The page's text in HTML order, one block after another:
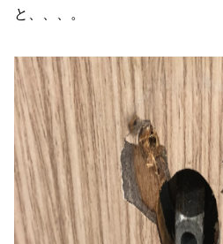
と、、、。